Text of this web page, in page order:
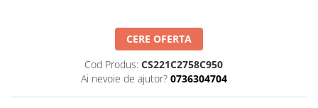
CERE OFERTA
Cod Produs: CS221C2758C950
Ai nevoie de ajutor? 0736304704